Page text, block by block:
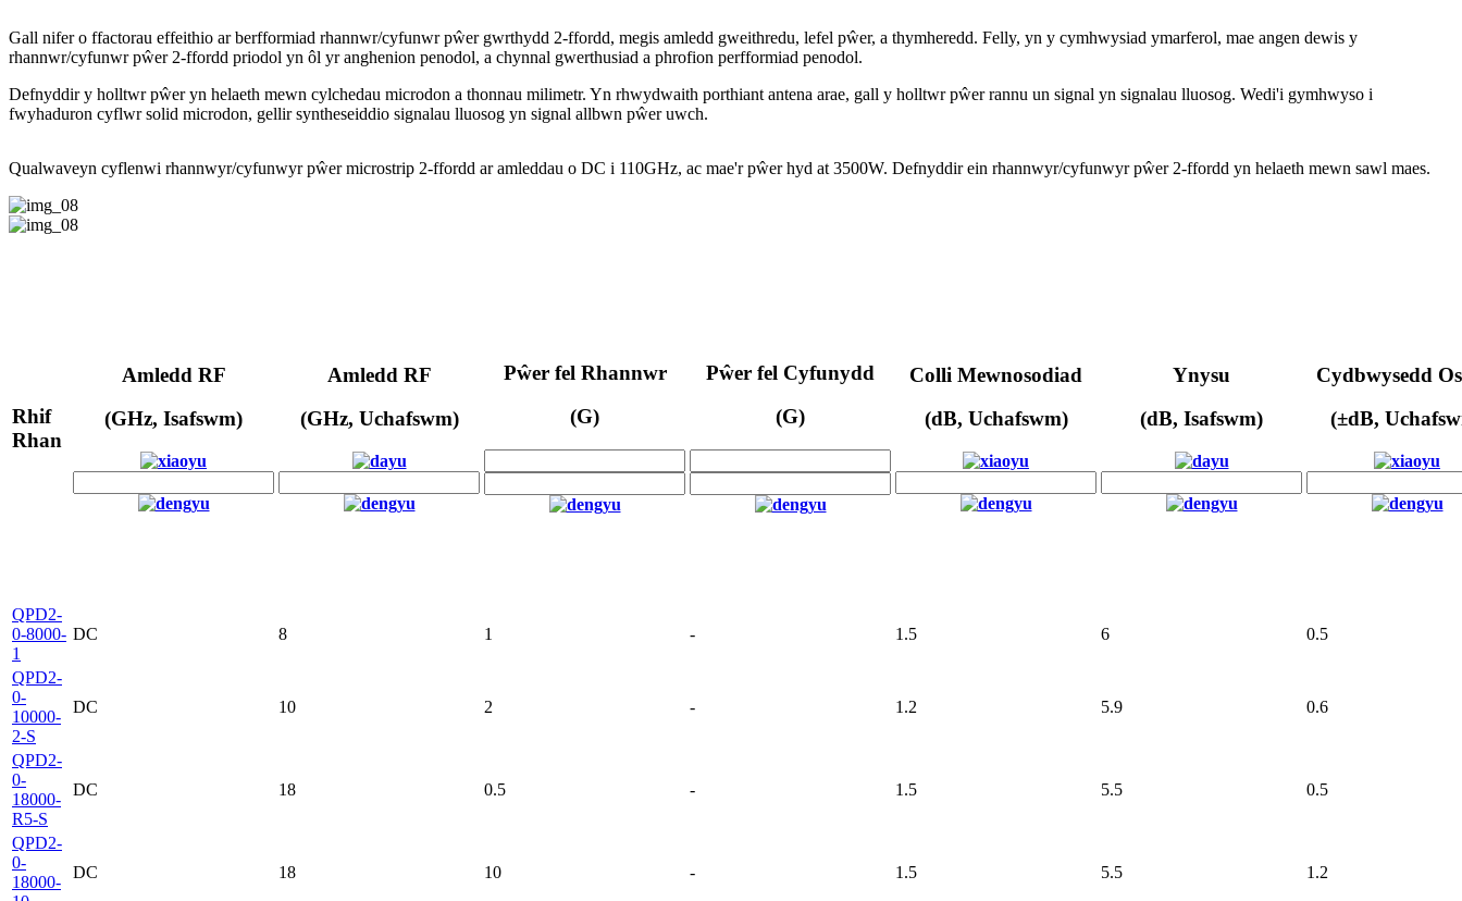
Gall nifer o ffactorau effeithio ar berfformiad rhannwr/cyfunwr pŵer gwrthydd 2-ffordd, megis amledd gweithredu, lefel pŵer, a thymheredd. Felly, yn y cymhwysiad ymarferol, mae angen dewis y
rhannwr/cyfunwr pŵer 2-ffordd priodol yn ôl yr anghenion penodol, a chynnal gwerthusiad a phrofion perfformiad penodol.
Defnyddir y holltwr pŵer yn helaeth mewn cylchedau microdon a thonnau milimetr. Yn rhwydwaith porthiant antena arae, gall y holltwr pŵer rannu un signal yn signalau lluosog. Wedi'i gymhwyso i
fwyhaduron cyflwr solid microdon, gellir syntheseiddio signalau lluosog yn signal allbwn pŵer uwch.
Qualwaveyn cyflenwi rhannwyr/cyfunwyr pŵer microstrip 2-ffordd ar amleddau o DC i 110GHz, ac mae'r pŵer hyd at 3500W. Defnyddir ein rhannwyr/cyfunwyr pŵer 2-ffordd yn helaeth mewn sawl maes.
Rhif
Rhan
Amledd RF
(GHz, Isafswm)
Amledd RF
(GHz, Uchafswm)
Pŵer fel Rhannwr
(G)
Pŵer fel Cyfunydd
(G)
Colli Mewnosodiad
(dB, Uchafswm)
Ynysu
(dB, Isafswm)
Cydbwysedd
(±dB,
QPD2-
0-8000-
1
DC 8 1 - 1.5 6 0.5
QPD2-
0-
10000-
2-S
DC 10 2 - 1.2 5.9 0.6
QPD2-
0-
18000-
R5-S
DC 18 0.5 - 1.5 5.5 0.5
QPD2-
0-
18000-
DC 18 10 - 1.5 5.5 1.2